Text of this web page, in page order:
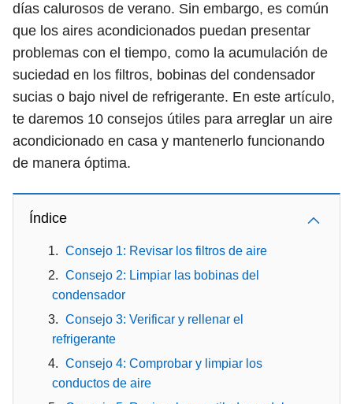
días calurosos de verano. Sin embargo, es común
que los aires acondicionados puedan presentar
problemas con el tiempo, como la acumulación de
suciedad en los filtros, bobinas del condensador
sucias o bajo nivel de refrigerante. En este artículo,
te daremos 10 consejos útiles para arreglar un aire
acondicionado en casa y mantenerlo funcionando
de manera óptima.
Índice
Consejo 1: Revisar los filtros de aire
Consejo 2: Limpiar las bobinas del
condensador
Consejo 3: Verificar y rellenar el
refrigerante
Consejo 4: Comprobar y limpiar los
conductos de aire